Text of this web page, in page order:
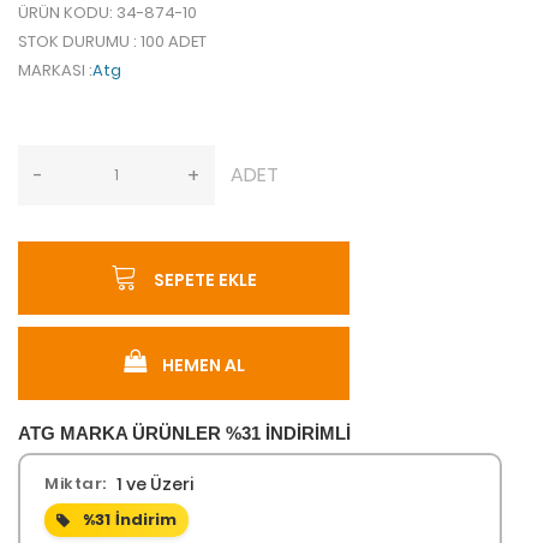
ÜRÜN KODU: 34-874-10
STOK DURUMU : 100 ADET
MARKASI :Atg
- + ADET
SEPETE EKLE
HEMEN AL
ATG MARKA ÜRÜNLER %31 İNDİRİMLİ
Miktar: 1 ve Üzeri
%31 İndirim